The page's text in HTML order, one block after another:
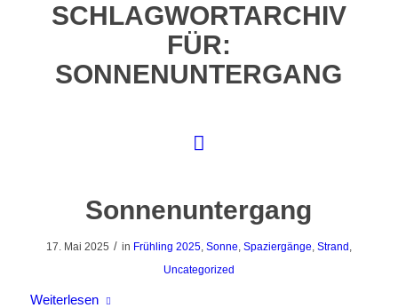
SCHLAGWORTARCHIV
FÜR:
SONNENUNTERGANG
Sonnenuntergang
17. Mai 2025 / in Frühling 2025, Sonne, Spaziergänge, Strand ,
Uncategorized
Weiterlesen